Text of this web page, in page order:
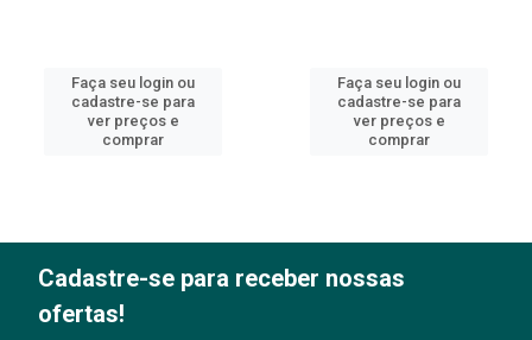
Faça seu login ou
cadastre-se para
ver preços e
comprar
Faça seu login ou
cadastre-se para
ver preços e
comprar
Cadastre-se para receber nossas
ofertas!